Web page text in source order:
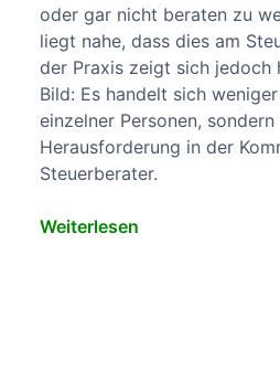
oder gar nicht beraten zu
liegt nahe, dass dies am
der Praxis zeigt sich jedoch
Bild: Es handelt sich
einzelner Personen,
Herausforderung in der
Steuerberater.
Weiterlesen